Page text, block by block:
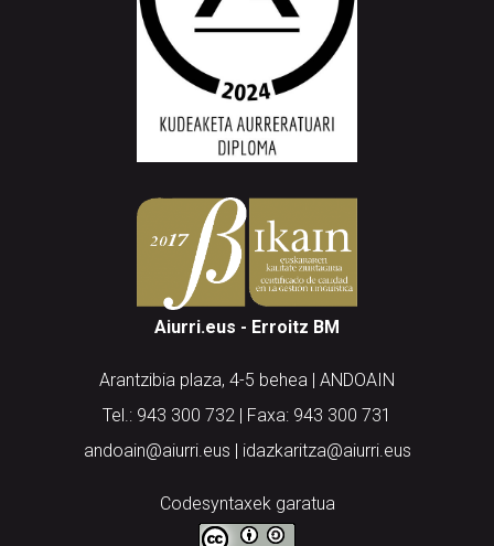
Aiurri.eus - Erroitz BM
Arantzibia plaza, 4-5 behea | ANDOAIN
Tel.: 943 300 732 | Faxa: 943 300 731
andoain@aiurri.eus | idazkaritza@aiurri.eus
Codesyntaxek garatua